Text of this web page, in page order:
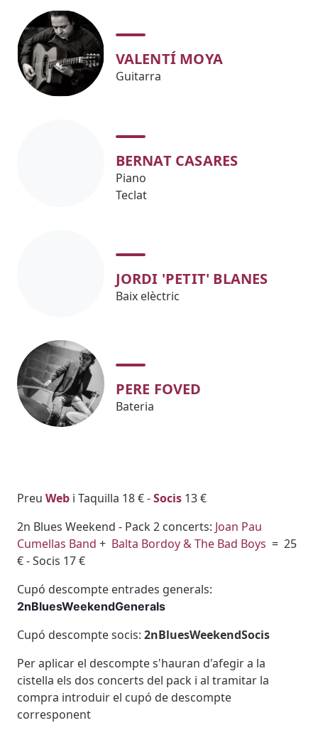
VALENTÍ MOYA
Guitarra
BERNAT CASARES
Piano
Teclat
JORDI 'PETIT' BLANES
Baix elèctric
PERE FOVED
Bateria
Body
Preu Web i Taquilla 18 € -Socis 13 €
2n Blues Weekend - Pack 2 concerts: Joan Pau
Cumellas Band + Balta Bordoy & The Bad Boys = 25
€ - Socis 17 €
Cupó descompte entrades generals:
2nBluesWeekendGenerals
Cupó descompte socis: 2nBluesWeekendSocis
Per aplicar el descompte s'hauran d'afegir a la
cistella els dos concerts del pack i al tramitar la
compra introduir el cupó de descompte
corresponent